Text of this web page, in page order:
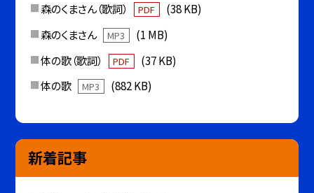
森のくまさん（歌詞）
PDF
(38 KB)
森のくまさん
MP3
(1 MB)
体の歌（歌詞）
PDF
(37 KB)
体の歌
MP3 (882 KB)
新着記事